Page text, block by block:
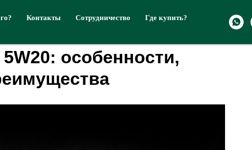
Контакты Сотрудничество
Где купить?
особенности,